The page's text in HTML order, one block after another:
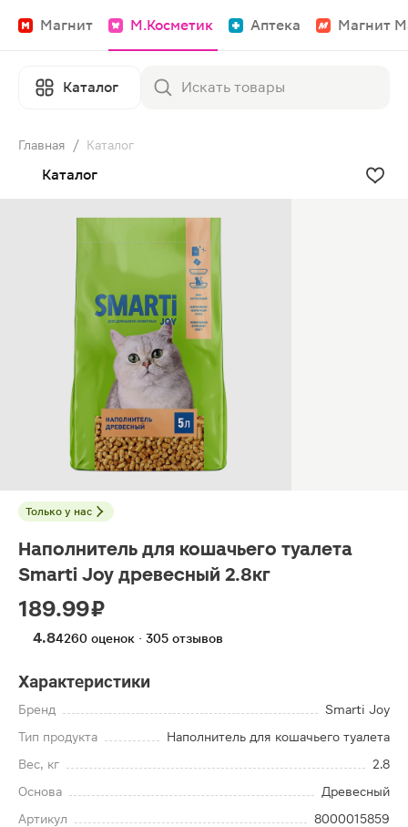
Магнит М.Косметик Аптека Магнит
Каталог
Главная / Каталог
Каталог
Только у нас
Наполнитель для кошачьего туалета
Smarti Joy древесный 2.8кг
189.99 ₽
4.84260 оценок · 305 отзывов
Характеристики
Бренд
Smarti Joy
Тип продукта
Наполнитель для кошачьего туалета
Вес, кг
2.8
Основа
Древесный
Артикул
8000015859